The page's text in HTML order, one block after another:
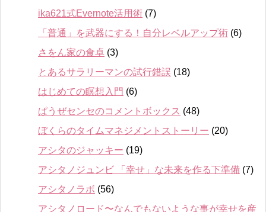
ika621式Evernote活用術 (7)
「普通」を武器にする！自分レベルアップ術 (6)
さをん家の食卓 (3)
とあるサラリーマンの試行錯誤 (18)
はじめての瞑想入門 (6)
ぱうぜセンセのコメントボックス (48)
ぼくらのタイムマネジメントストーリー (20)
アシタのジャッキー (19)
アシタノジュンビ 「幸せ」な未来を作る下準備 (7)
アシタノラボ (56)
アシタノロード〜なんでもないような事が幸せを産